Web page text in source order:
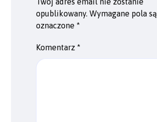
opublikowany. Wymagane pola są
oznaczone*
Komentarz*